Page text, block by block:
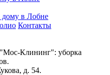
дому в Лобне
Контакты
Клининг": уборка
д. 54.